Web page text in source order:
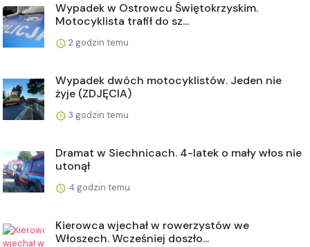
Wypadek w Ostrowcu Świętokrzyskim.
Motocyklista trafił do sz...
2 godzin temu
Wypadek dwóch motocyklistów. Jeden nie
żyje (ZDJĘCIA)
3 godzin temu
Dramat w Siechnicach. 4-latek o mały włos nie
utonął
4 godzin temu
Kierowca wjechał w rowerzystów we
Włoszech. Wcześniej doszło...